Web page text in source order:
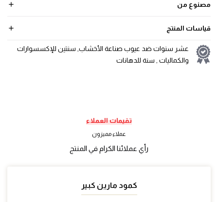
مصنوع من
قياسات المنتج
عشر سنوات ضد عيوب صناعة الأخشاب, سنتين للإكسسوارات
والكماليات , سنة للدهانات
تقيمات العملاء
عملاء مميزون
رأي عملائنا الكرام في المنتج
كمود مارين كبير